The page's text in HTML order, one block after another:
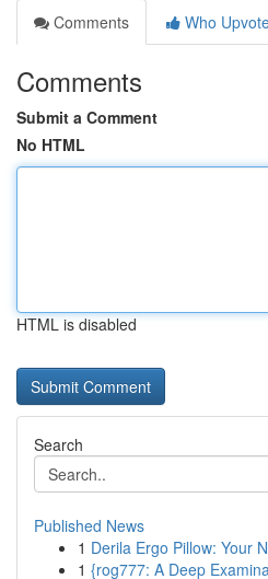
Comments
Who
Comments
Submit a Comment
No HTML
HTML is disabled
Search
Published News
1 Derila Ergo Pillow: Your
1 {rog777: A Deep